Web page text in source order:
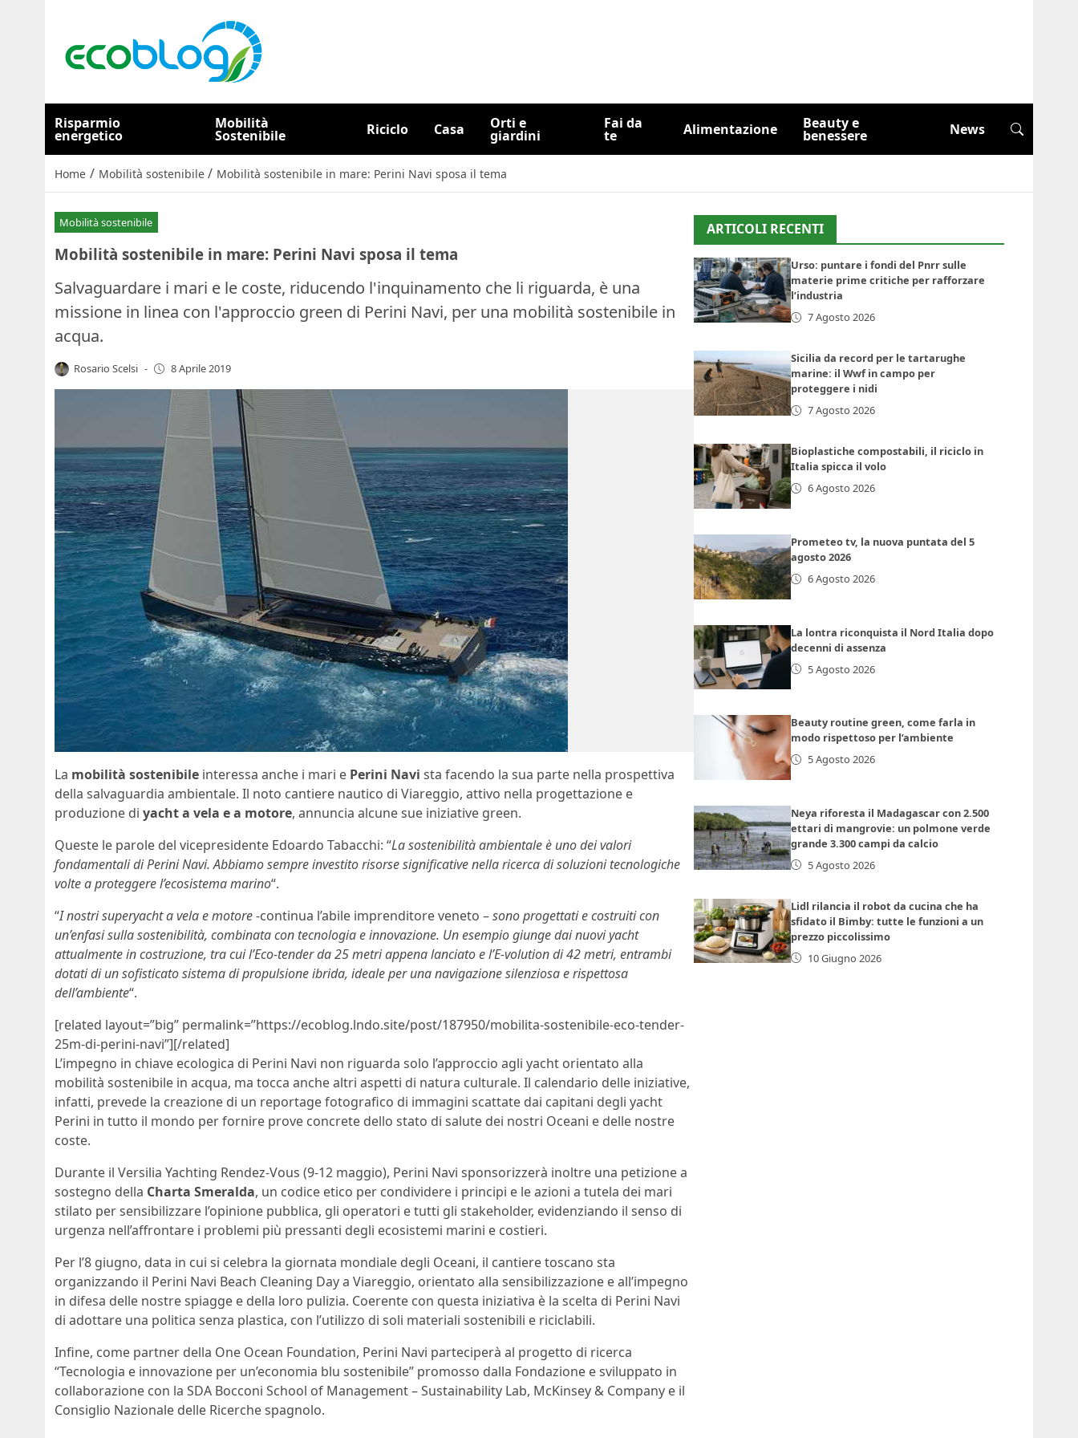
Risparmio
energetico
Mobilità
Sostenibile Riciclo Casa Orti e
giardini
Fai da
te Alimentazione Beauty e
benessere News
Home / Mobilità sostenibile / Mobilità sostenibile in mare: Perini Navi sposa il tema
Mobilità sostenibile
Mobilità sostenibile in mare: Perini Navi sposa il tema
Salvaguardare i mari e le coste, riducendo l'inquinamento che li riguarda, è una
missione in linea con l'approccio green di Perini Navi, per una mobilità sostenibile in
acqua.
Rosario Scelsi - 8 Aprile 2019
La mobilità sostenibile interessa anche i mari e Perini Navi sta facendo la sua parte nella prospettiva
della salvaguardia ambientale. Il noto cantiere nautico di Viareggio, attivo nella progettazione e
produzione di yacht a vela e a motore, annuncia alcune sue iniziative green.
Queste le parole del vicepresidente Edoardo Tabacchi: “La sostenibilità ambientale è uno dei valori
fondamentali di Perini Navi. Abbiamo sempre investito risorse significative nella ricerca di soluzioni tecnologiche
volte a proteggere l’ecosistema marino“.
“I nostri superyacht a vela e motore-continua l’abile imprenditore veneto –sono progettati e costruiti con
un’enfasi sulla sostenibilità, combinata con tecnologia e innovazione. Un esempio giunge dai nuovi yacht
attualmente in costruzione, tra cui l’Eco-tender da 25 metri appena lanciato e l’E-volution di 42 metri, entrambi
dotati di un sofisticato sistema di propulsione ibrida, ideale per una navigazione silenziosa e rispettosa
dell’ambiente“.
[related layout=”big” permalink=”https://ecoblog.lndo.site/post/187950/mobilita-sostenibile-eco-tender-
25m-di-perini-navi”][/related]
L’impegno in chiave ecologica di Perini Navi non riguarda solo l’approccio agli yacht orientato alla
mobilità sostenibile in acqua, ma tocca anche altri aspetti di natura culturale. Il calendario delle iniziative,
infatti, prevede la creazione di un reportage fotografico di immagini scattate dai capitani degli yacht
Perini in tutto il mondo per fornire prove concrete dello stato di salute dei nostri Oceani e delle nostre
coste.
Durante il Versilia Yachting Rendez-Vous (9-12 maggio), Perini Navi sponsorizzerà inoltre una petizione a
sostegno della Charta Smeralda, un codice etico per condividere i principi e le azioni a tutela dei mari
stilato per sensibilizzare l’opinione pubblica, gli operatori e tutti gli stakeholder, evidenziando il senso di
urgenza nell’affrontare i problemi più pressanti degli ecosistemi marini e costieri.
Per l’8 giugno, data in cui si celebra la giornata mondiale degli Oceani, il cantiere toscano sta
organizzando il Perini Navi Beach Cleaning Day a Viareggio, orientato alla sensibilizzazione e all’impegno
in difesa delle nostre spiagge e della loro pulizia. Coerente con questa iniziativa è la scelta di Perini Navi
di adottare una politica senza plastica, con l’utilizzo di soli materiali sostenibili e riciclabili.
Infine, come partner della One Ocean Foundation, Perini Navi parteciperà al progetto di ricerca
“Tecnologia e innovazione per un’economia blu sostenibile” promosso dalla Fondazione e sviluppato in
collaborazione con la SDA Bocconi School of Management – Sustainability Lab, McKinsey & Company e il
Consiglio Nazionale delle Ricerche spagnolo.
ARTICOLI RECENTI
Urso: puntare i fondi del Pnrr sulle
materie prime critiche per rafforzare
l’industria
7 Agosto 2026
Sicilia da record per le tartarughe
marine: il Wwf in campo per
proteggere i nidi
7 Agosto 2026
Bioplastiche compostabili, il riciclo in
Italia spicca il volo
6 Agosto 2026
Prometeo tv, la nuova puntata del 5
agosto 2026
6 Agosto 2026
La lontra riconquista il Nord Italia dopo
decenni di assenza
5 Agosto 2026
Beauty routine green, come farla in
modo rispettoso per l’ambiente
5 Agosto 2026
Neya riforesta il Madagascar con 2.500
ettari di mangrovie: un polmone verde
grande 3.300 campi da calcio
5 Agosto 2026
Lidl rilancia il robot da cucina che ha
sfidato il Bimby: tutte le funzioni a un
prezzo piccolissimo
10 Giugno 2026